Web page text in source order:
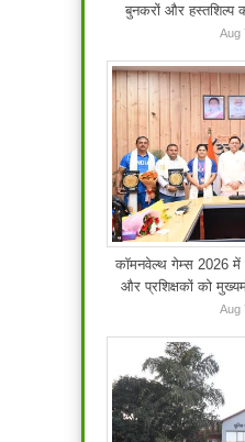
बुनकरों और हस्तशिल्प
Aug
कॉमनवेल्थ गेम्स 2026
और प्रशिक्षकों को
Aug